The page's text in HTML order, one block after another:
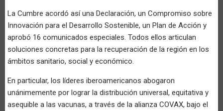
La Cumbre acordó así una Declaración, un Compromiso sobre
Innovación para el Desarrollo Sostenible, un Plan de Acción y
aprobó 16 comunicados especiales. Todos ellos articulan
soluciones concretas para la recuperación de la región en los
ámbitos sanitario, social y económico.
En particular, los líderes iberoamericanos abogaron
unánimemente por lograr la distribución universal, equitativa y
asequible a las vacunas, a través de la alianza COVAX, bajo el